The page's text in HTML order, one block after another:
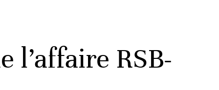
l’affaire RSB-